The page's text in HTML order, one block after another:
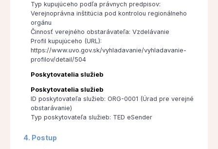
Typ kupujúceho podľa právnych predpisov:
Verejnoprávna inštitúcia pod kontrolou regionálneho
orgánu
Činnosť verejného obstarávateľa: Vzdelávanie
Profil kupujúceho (URL):
https://www.uvo.gov.sk/vyhladavanie/vyhladavanie-
profilov/detail/504
Poskytovatelia služieb
Poskytovatelia služieb
ID poskytovateľa služieb: ORG-0001 (Úrad pre verejné
obstarávanie)
Typ poskytovateľa služieb: TED eSender
4. Postup